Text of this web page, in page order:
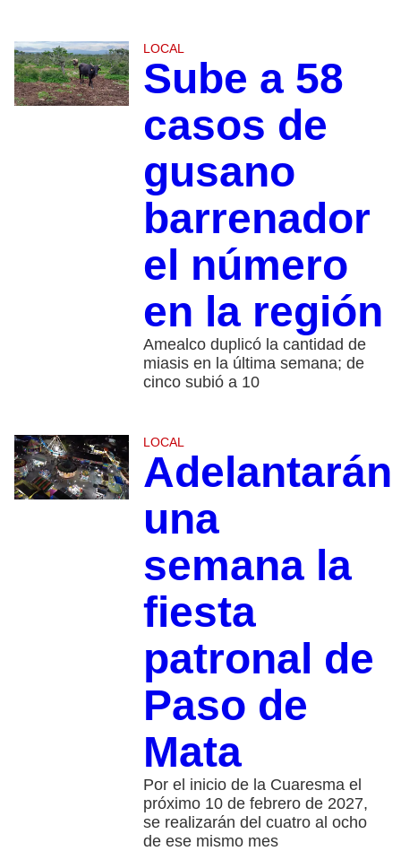
LOCAL
Sube a 58
casos de
gusano
barrenador
el número
en la región
Amealco duplicó la cantidad de
miasis en la última semana; de
cinco subió a 10
LOCAL
Adelantarán
una
semana la
fiesta
patronal de
Paso de
Mata
Por el inicio de la Cuaresma el
próximo 10 de febrero de 2027,
se realizarán del cuatro al ocho
de ese mismo mes